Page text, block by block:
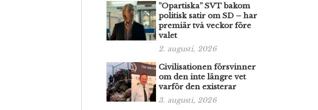
”Opartiska” SVT bakom
politisk satir om SD – har
premiär två veckor före
valet
2. augusti, 2026
Civilisationen försvinner
om den inte längre vet
varför den existerar
3. augusti, 2026